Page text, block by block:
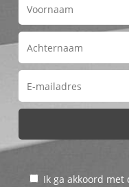
Ik ga akkoord